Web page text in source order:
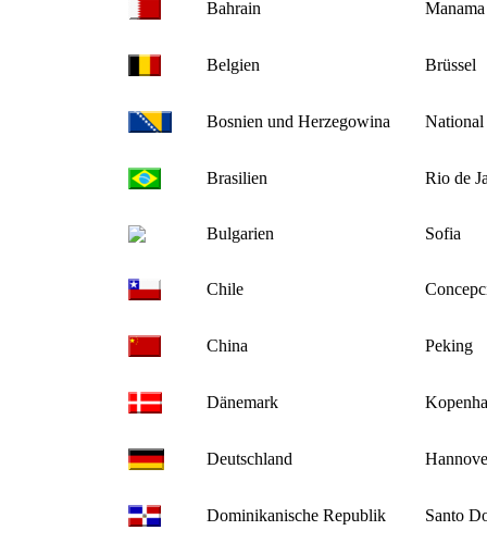
Bahrain Manama
Belgien Brüssel
Bosnien und Herzegowina National
Brasilien Rio de
Bulgarien Sofia
Chile
China Peking
Dänemark
Deutschland
Dominikanische Republik Santo